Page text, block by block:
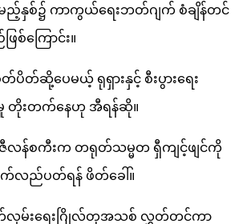
မည့်နှစ်၌ ကာကွယ်ရေးဘတ်ဂျက် စံချိန်တင်
စ်ကြောင်း။
တ်ဆို့ပေမယ့် ရုရှားနှင့် စီးပွားရေး
မှု တိုးတက်နေဟု အီရန်ဆို။
လန်စကီးက တရုတ်သမ္မတ ရှီကျင့်ဖျင်ကို
လည်ပတ်ရန် ဖိတ်ခေါ်။
က်လှမ်းရေးဂြိုလ်တုအသစ် လွှတ်တင်ကာ